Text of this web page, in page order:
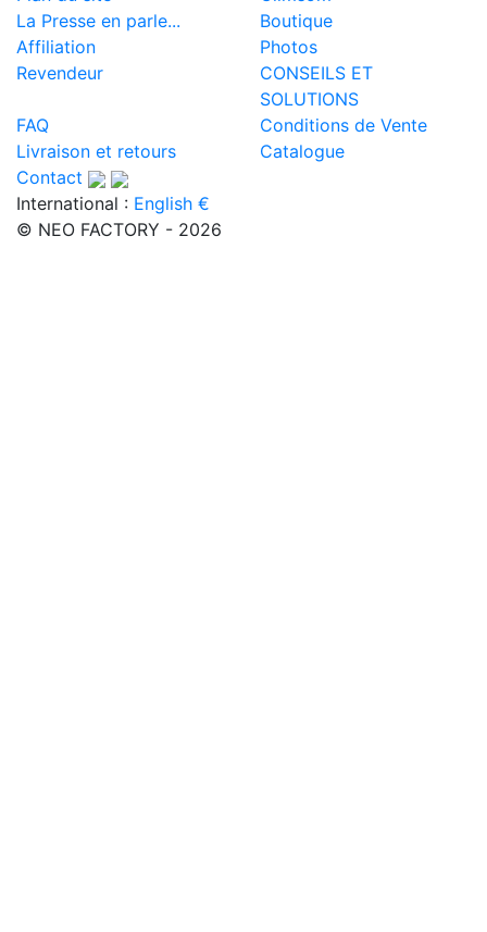
La Presse en parle...
Boutique
Affiliation
Photos
Revendeur
CONSEILS ET
SOLUTIONS
FAQ
Conditions de Vente
Livraison et retours
Catalogue
Contact
International : English €
© NEO FACTORY - 2026